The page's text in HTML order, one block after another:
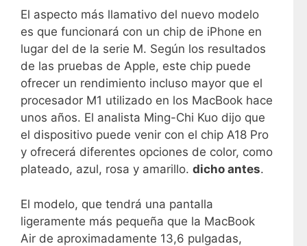
El aspecto más llamativo del nuevo modelo
es que funcionará con un chip de iPhone en
lugar del de la serie M. Según los resultados
de las pruebas de Apple, este chip puede
ofrecer un rendimiento incluso mayor que el
procesador M1 utilizado en los MacBook hace
unos años. El analista Ming-Chi Kuo dijo que
el dispositivo puede venir con el chip A18 Pro
y ofrecerá diferentes opciones de color, como
plateado, azul, rosa y amarillo. dicho antes.
El modelo, que tendrá una pantalla
ligeramente más pequeña que la MacBook
Air de aproximadamente 13,6 pulgadas,